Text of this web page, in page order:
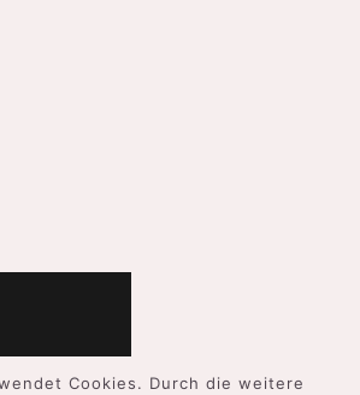
Cookies. Durch die weitere